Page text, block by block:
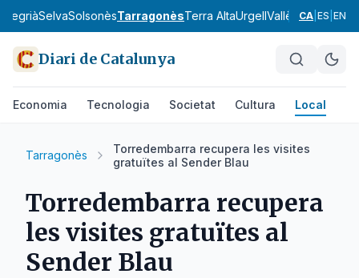
SegriàSelvaSolsonèsTarragonèsTerra AltaUrgellVallès Occidental
CA ES EN
Diari de Catalunya
Economia Tecnologia Societat Cultura Local
Tarragonès
Torredembarra recupera les visites
gratuïtes al Sender Blau
Torredembarra recupera
les visites gratuïtes al
Sender Blau